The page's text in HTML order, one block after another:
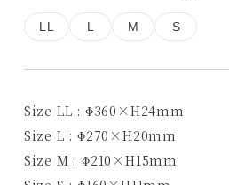
LL L M S
Size LL : Φ360×H24mm
Size L : Φ270×H20mm
Size M : Φ210×H15mm